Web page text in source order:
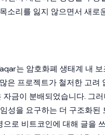
소리를 잃지 않으면서 새로
는 암호화폐 생태계 내 보
은 프로젝트가 철저한 고려
금이 분배되었습니다. 그
성을 요구하는 더 구조화된
으로 비트코인에 대해 글을